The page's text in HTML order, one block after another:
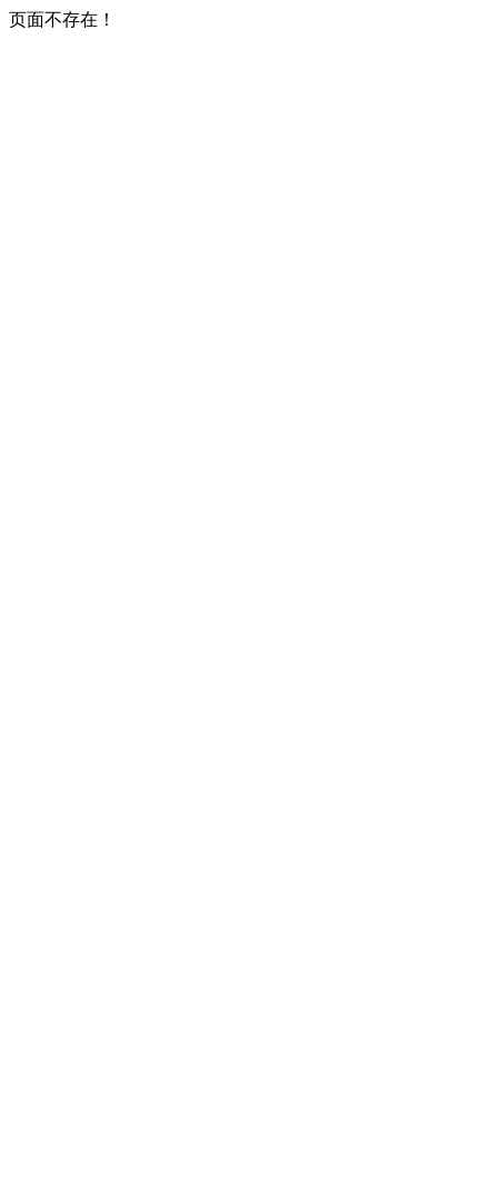
页面不存在！